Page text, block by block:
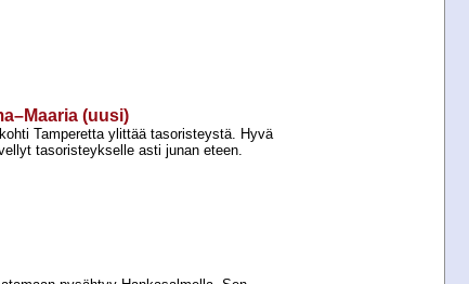
(uusi)
Tamperetta ylittää tasoristeystä. Hyvä
tasoristeykselle asti junan eteen.